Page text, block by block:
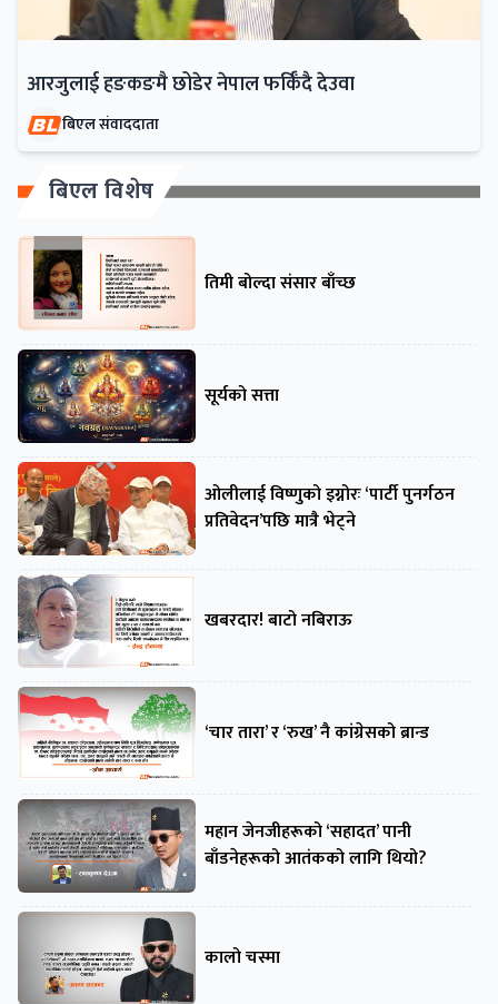
आरजुलाई हङकङमै छोडेर नेपाल फर्किँदै देउवा
बिएल संवाददाता
बिएल विशेष
तिमी बोल्दा संसार बाँच्छ
सूर्यको सत्ता
ओलीलाई विष्णुको इग्नोरः ‘पार्टी पुनर्गठन
प्रतिवेदन’पछि मात्रै भेट्ने
खबरदार! बाटो नबिराऊ
‘चार तारा’ र ‘रुख’ नै कांग्रेसको ब्रान्ड
महान जेनजीहरूको ‘सहादत’ पानी
बाँडनेहरूको आतंकको लागि थियो?
कालो चस्मा